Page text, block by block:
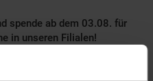
spende ab dem 03.08. für
in unseren Filialen!
nehmen deutschlandweit